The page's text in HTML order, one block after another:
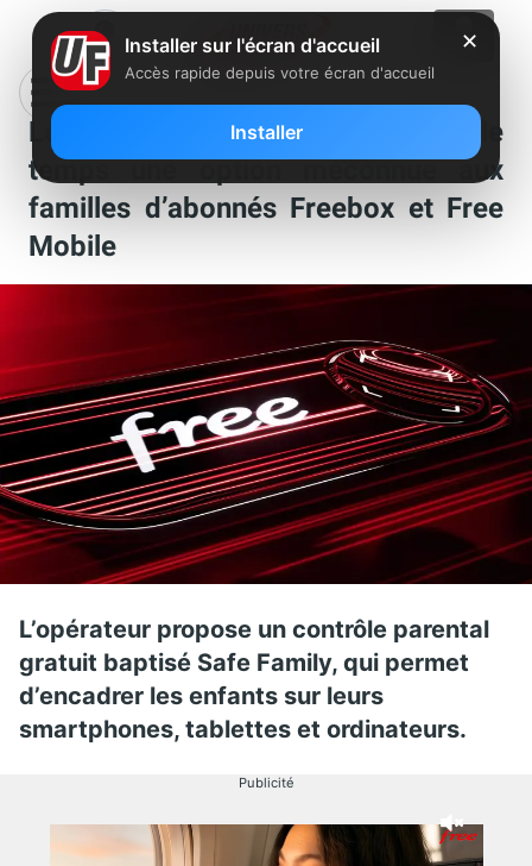
Le saviez-vous : Free offre tout le
temps une option méconnue aux
familles d’abonnés Freebox et Free
Mobile
L’opérateur propose un contrôle parental
gratuit baptisé Safe Family, qui permet
d’encadrer les enfants sur leurs
smartphones, tablettes et ordinateurs.
Publicité
✕
Installer sur l'écran d'accueil
Accès rapide depuis votre écran d'accueil
Installer